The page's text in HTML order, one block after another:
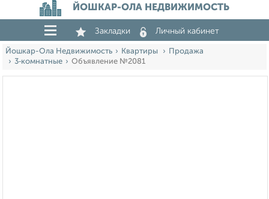
ЙОШКАР-ОЛА НЕДВИЖИМОСТЬ
Закладки Личный кабинет
Йошкар-Ола Недвижимость Квартиры
Продажа
3‑комнатные
Объявление №2081